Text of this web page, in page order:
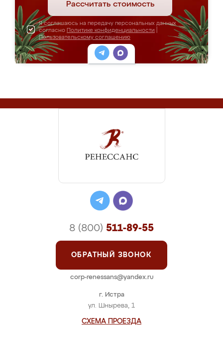
Рассчитать стоимость
Я соглашаюсь на передачу персональных данных
согласно Политике конфиденциальности
Пользовательскому соглашению
г. Истра
ул. Шнырева, 1
СХЕМА ПРОЕЗДА
8 (800) 511-89-55
ОБРАТНЫЙ ЗВОНОК
corp-renessans@yandex.ru